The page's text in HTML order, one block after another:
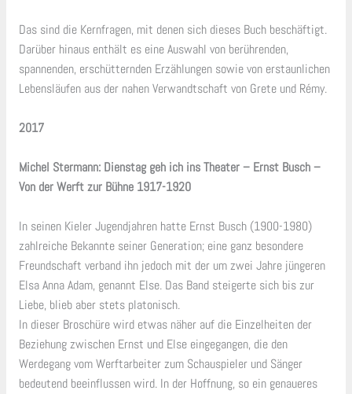
Das sind die Kernfragen, mit denen sich dieses Buch beschäftigt.
Darüber hinaus enthält es eine Auswahl von berührenden,
spannenden, erschütternden Erzählungen sowie von erstaunlichen
Lebensläufen aus der nahen Verwandtschaft von Grete und Rémy.
2017
Michel Stermann: Dienstag geh ich ins Theater – Ernst Busch –
Von der Werft zur Bühne 1917-1920
In seinen Kieler Jugendjahren hatte Ernst Busch (1900-1980)
zahlreiche Bekannte seiner Generation; eine ganz besondere
Freundschaft verband ihn jedoch mit der um zwei Jahre jüngeren
Elsa Anna Adam, genannt Else. Das Band steigerte sich bis zur
Liebe, blieb aber stets platonisch.
In dieser Broschüre wird etwas näher auf die Einzelheiten der
Beziehung zwischen Ernst und Else eingegangen, die den
Werdegang vom Werftarbeiter zum Schauspieler und Sänger
bedeutend beeinflussen wird. In der Hoffnung, so ein genaueres